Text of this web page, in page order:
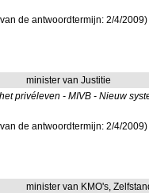
de antwoordtermijn: 2/4/2009)
minister van Justitie
privéleven - MIVB - Nieuw
de antwoordtermijn: 2/4/2009)
minister van KMO's,